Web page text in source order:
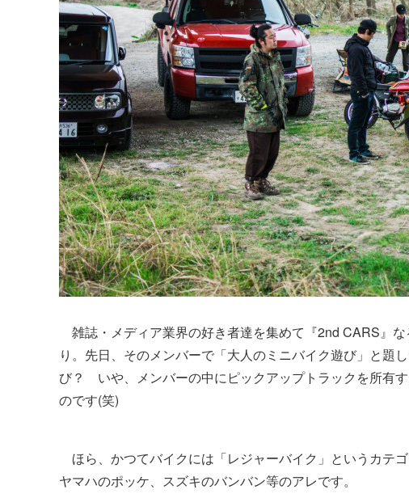
雑誌・メディア業界の好き者達を集めて『2nd CARS』
り。先日、そのメンバーで「大人のミニバイク遊び」と題
び？ いや、メンバーの中にピックアップトラックを所有
のです(笑)
ほら、かつてバイクには「レジャーバイク」というカテ
ヤマハのポッケ、スズキのバンバン等のアレです。